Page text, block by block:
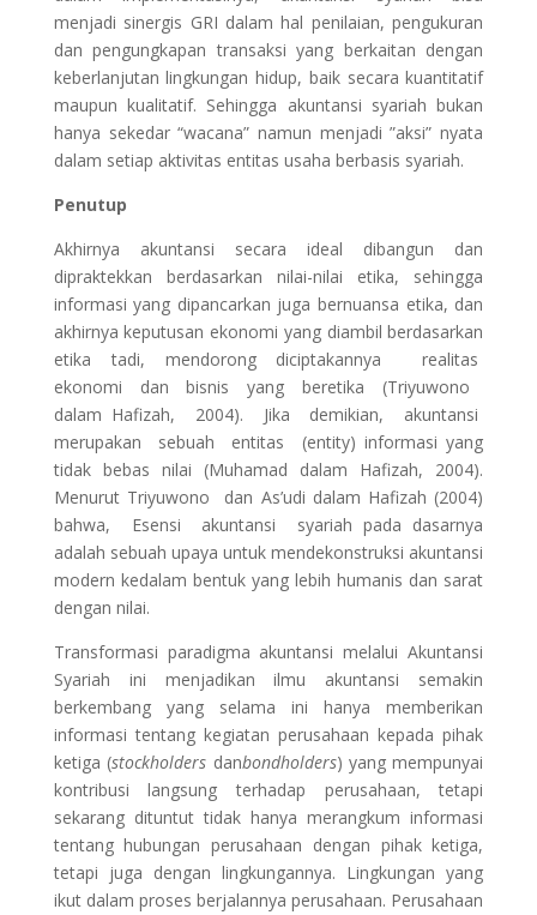
menjadi sinergis GRI dalam hal penilaian, pengukuran
dan pengungkapan transaksi yang berkaitan dengan
keberlanjutan lingkungan hidup, baik secara kuantitatif
maupun kualitatif. Sehingga akuntansi syariah bukan
hanya sekedar “wacana” namun menjadi ”aksi” nyata
dalam setiap aktivitas entitas usaha berbasis syariah.
Penutup
Akhirnya akuntansi secara ideal dibangun dan
dipraktekkan berdasarkan nilai-nilai etika, sehingga
informasi yang dipancarkan juga bernuansa etika, dan
akhirnya keputusan ekonomi yang diambil berdasarkan
etika tadi, mendorong diciptakannya realitas
ekonomi dan bisnis yang beretika (Triyuwono
dalam Hafizah, 2004). Jika demikian, akuntansi
merupakan sebuah entitas (entity) informasi yang
tidak bebas nilai (Muhamad dalam Hafizah, 2004).
Menurut Triyuwono dan As’udi dalam Hafizah (2004)
bahwa, Esensi akuntansi syariah pada dasarnya
adalah sebuah upaya untuk mendekonstruksi akuntansi
modern kedalam bentuk yang lebih humanis dan sarat
dengan nilai.
Transformasi paradigma akuntansi melalui Akuntansi
Syariah ini menjadikan ilmu akuntansi semakin
berkembang yang selama ini hanya memberikan
informasi tentang kegiatan perusahaan kepada pihak
ketiga (stockholders danbondholders) yang mempunyai
kontribusi langsung terhadap perusahaan, tetapi
sekarang dituntut tidak hanya merangkum informasi
tentang hubungan perusahaan dengan pihak ketiga,
tetapi juga dengan lingkungannya. Lingkungan yang
ikut dalam proses berjalannya perusahaan. Perusahaan